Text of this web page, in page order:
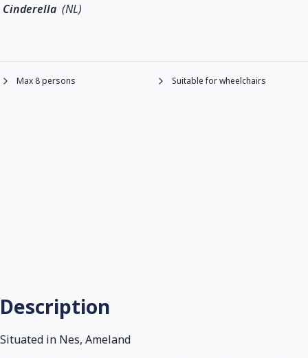
Description
Situated in Nes, Ameland
Cinderella (NL)
Max 8 persons Suitable for wheelchairs